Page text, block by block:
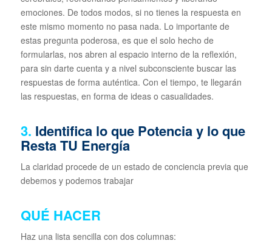
emociones. De todos modos, si no tienes la respuesta en
este mismo momento no pasa nada. Lo importante de
estas pregunta poderosa, es que el solo hecho de
formularlas, nos abren al espacio interno de la reflexión,
para sin darte cuenta y a nivel subconsciente buscar las
respuestas de forma auténtica. Con el tiempo, te llegarán
las respuestas, en forma de ideas o casualidades.
3. Identifica lo que Potencia y lo que
Resta TU Energía
La claridad procede de un estado de conciencia previa que
debemos y podemos trabajar
QUÉ HACER
Haz una lista sencilla con dos columnas: